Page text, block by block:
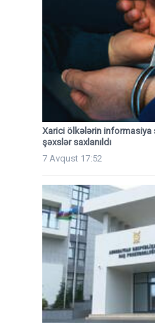
Xarici ölkələrin informasiya
şəxslər saxlanıldı
7 Avqust 17:52